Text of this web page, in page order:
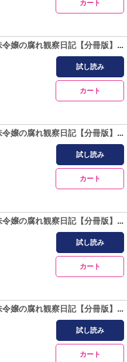
カート
眼鏡公爵の初恋と地味令嬢の腐れ観察日記【分冊版】 13
試し読み
カート
眼鏡公爵の初恋と地味令嬢の腐れ観察日記【分冊版】 14
試し読み
カート
眼鏡公爵の初恋と地味令嬢の腐れ観察日記【分冊版】 15
試し読み
カート
眼鏡公爵の初恋と地味令嬢の腐れ観察日記【分冊版】 16
試し読み
カート